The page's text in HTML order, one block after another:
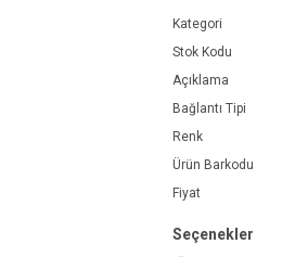
Kategori
Stok Kodu
Açıklama
Bağlantı Tipi
Renk
Ürün Barkodu
Fiyat
Seçenekler